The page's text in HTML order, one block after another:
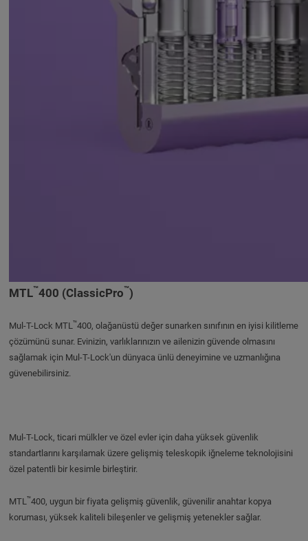
MTL™400 (ClassicPro™)
Mul-T-Lock MTL ™400, olağanüstü değer sunarken sınıfının en iyisi kilitleme
çözümünü sunar. Evinizin, varlıklarınızın ve ailenizin güvende olmasını
sağlamak için Mul-T-Lock'un dünyaca ünlü deneyimine ve uzmanlığına
güvenebilirsiniz.
Mul-T-Lock, ticari mülkler ve özel evler için daha yüksek güvenlik
standartlarını karşılamak üzere gelişmiş teleskopik iğneleme teknolojisini
özel patentli bir kesimle birleştirir.
MTL ™400, uygun bir fiyata gelişmiş güvenlik, güvenilir anahtar kopya
koruması, yüksek kaliteli bileşenler ve gelişmiş yetenekler sağlar.